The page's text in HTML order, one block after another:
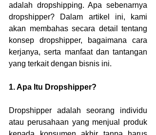
adalah dropshipping. Apa sebenarnya
dropshipper? Dalam artikel ini, kami
akan membahas secara detail tentang
konsep dropshipper, bagaimana cara
kerjanya, serta manfaat dan tantangan
yang terkait dengan bisnis ini.
1. Apa Itu Dropshipper?
Dropshipper adalah seorang individu
atau perusahaan yang menjual produk